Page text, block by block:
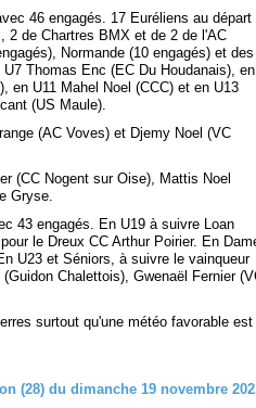
46 engagés. 17 Euréliens au départ
2 de Chartres BMX et de 2 de l'AC
Normande (10 engagés) et des
Thomas Enc (EC Du Houdanais), en
en U11 Mahel Noel (CCC) et en U13
(US Maule).
(AC Voves) et Djemy Noel (VC
(CC Nogent sur Oise), Mattis Noel
Gryse.
43 engagés. En U19 à suivre Loan
le Dreux CC Arthur Poirier. En
U23 et Séniors, à suivre le vainqueur
Chalettois), Gwenaël Fernier
surtout qu'une météo favorable est